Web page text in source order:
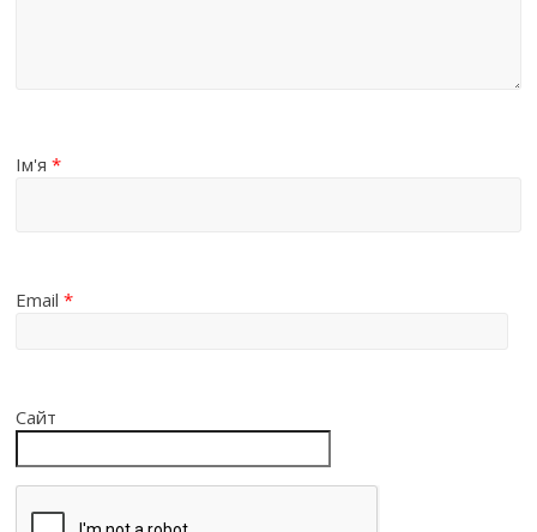
Ім'я*
Email*
Сайт